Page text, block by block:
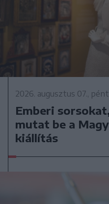
2026. augusztus 07.,
Emberi
mutat be a
kiállítás